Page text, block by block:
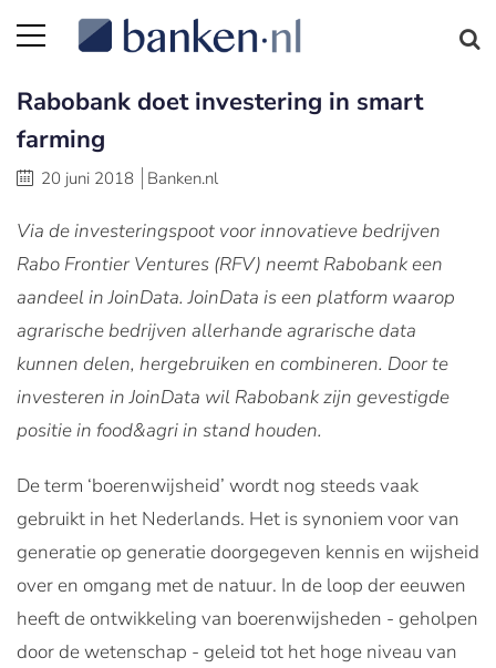
Rabobank doet investering in smart
farming
20 juni 2018 Banken.nl
Via de investeringspoot voor innovatieve bedrijven
Rabo Frontier Ventures (RFV) neemt Rabobank een
aandeel in JoinData. JoinData is een platform waarop
agrarische bedrijven allerhande agrarische data
kunnen delen, hergebruiken en combineren. Door te
investeren in JoinData wil Rabobank zijn gevestigde
positie in food&agri in stand houden.
De term ‘boerenwijsheid’ wordt nog steeds vaak
gebruikt in het Nederlands. Het is synoniem voor van
generatie op generatie doorgegeven kennis en wijsheid
over en omgang met de natuur. In de loop der eeuwen
heeft de ontwikkeling van boerenwijsheden - geholpen
door de wetenschap - geleid tot het hoge niveau van